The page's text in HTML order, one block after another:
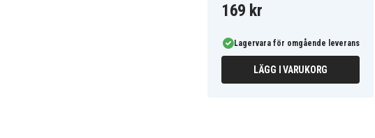
169 kr
Lagervara för omgående leverans
LÄGG I VARUKORG